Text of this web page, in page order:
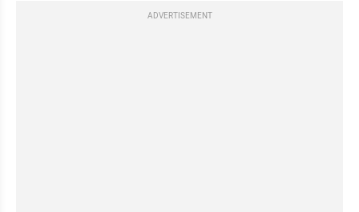
ADVERTISEMENT